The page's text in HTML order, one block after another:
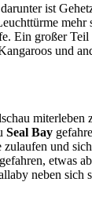
ist
großer
und
Seal Bay
und
gefahren, etwas
neben sich